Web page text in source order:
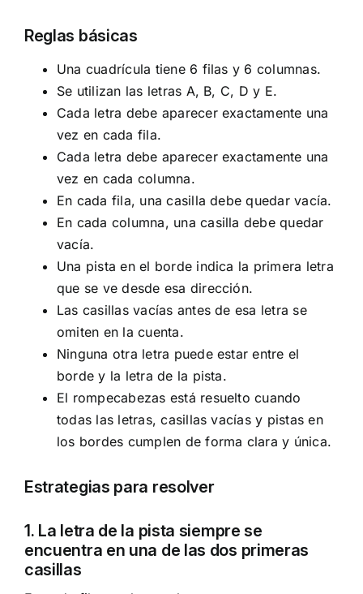
Reglas básicas
Una cuadrícula tiene 6 filas y 6 columnas.
Se utilizan las letras A, B, C, D y E.
Cada letra debe aparecer exactamente una
vez en cada fila.
Cada letra debe aparecer exactamente una
vez en cada columna.
En cada fila, una casilla debe quedar vacía.
En cada columna, una casilla debe quedar
vacía.
Una pista en el borde indica la primera letra
que se ve desde esa dirección.
Las casillas vacías antes de esa letra se
omiten en la cuenta.
Ninguna otra letra puede estar entre el
borde y la letra de la pista.
El rompecabezas está resuelto cuando
todas las letras, casillas vacías y pistas en
los bordes cumplen de forma clara y única.
Estrategias para resolver
1. La letra de la pista siempre se
encuentra en una de las dos primeras
casillas